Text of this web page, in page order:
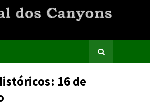
16 de